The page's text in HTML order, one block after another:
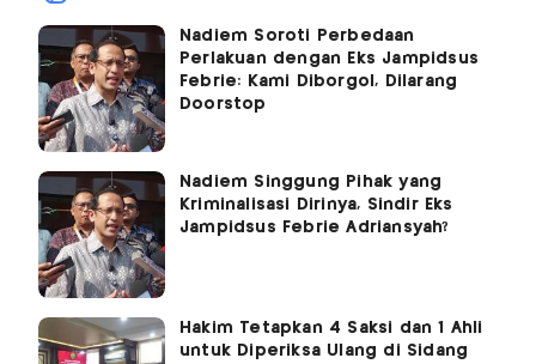
Nadiem Soroti Perbedaan
Perlakuan dengan Eks Jampidsus
Febrie: Kami Diborgol, Dilarang
Doorstop
Nadiem Singgung Pihak yang
Kriminalisasi Dirinya, Sindir Eks
Jampidsus Febrie Adriansyah?
Hakim Tetapkan 4 Saksi dan 1 Ahli
untuk Diperiksa Ulang di Sidang